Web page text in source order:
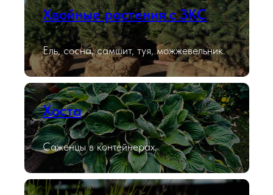
Хвойные растения с ЗКС
Ель, сосна, самшит, туя, можжевельник.
Хоста
Саженцы в контейнерах.